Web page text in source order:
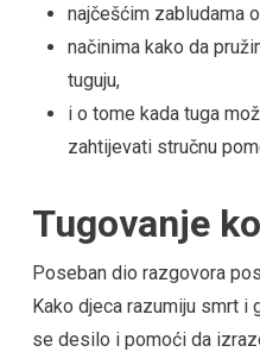
najčešćim zabludama
načinima kako da
tuguju,
i o tome kada tuga
zahtijevati stručnu
Tugovanje
Poseban dio razgovora
Kako djeca razumiju smrt i
se desilo i pomoći da